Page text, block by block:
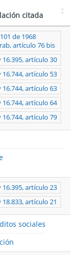
citada
de 1968
artículo 76 bis
16.395, artículo 30
16.744, artículo 53
16.744, artículo 63
16.744, artículo 64
16.744, artículo 79
16.395, artículo 23
18.833, artículo 21
sociales